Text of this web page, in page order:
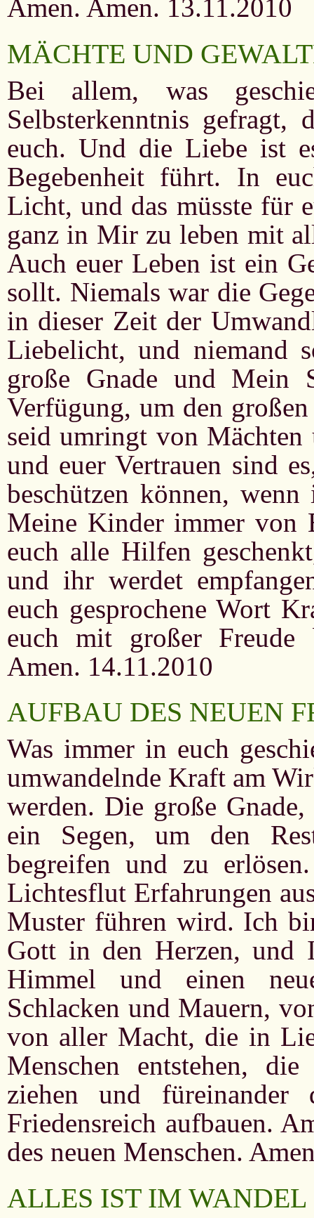
Amen. Amen. 13.11.2010
MÄCHTE UND
Bei allem, was
Selbsterkenntnis
euch. Und die Liebe ist
Begebenheit führt. In
Licht, und das müsste für
ganz in Mir zu leben mit
Auch euer Leben ist ein
sollt. Niemals war die
in dieser Zeit der
Liebelicht, und niemand
große Gnade und Mein
Verfügung, um den
seid umringt von Mächten
und euer Vertrauen sind
beschützen können,
Meine Kinder immer von
euch alle Hilfen
und ihr werdet
euch gesprochene Wort
euch mit großer Freude
Amen. 14.11.2010
AUFBAU DES NEUEN
Was immer in euch
umwandelnde Kraft am
werden. Die große
ein Segen, um den
begreifen und zu
Lichtesflut Erfahrungen
Muster führen wird. Ich
Gott in den Herzen, und
Himmel und einen
Schlacken und Mauern,
von aller Macht, die in
Menschen entstehen,
ziehen und
Friedensreich aufbauen.
des neuen Menschen.
ALLES IST IM WANDEL